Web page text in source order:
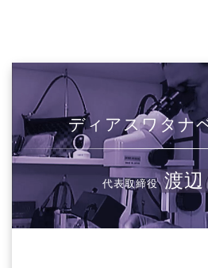
ディアスワタナ
代表取締役 渡辺